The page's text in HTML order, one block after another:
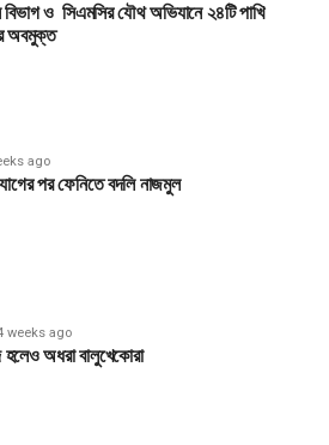
বিভাগ ও সিএমসির যৌথ অভিযানে ২৪টি পাখি
অবমুক্ত
ago
পর ফেনিতে বদলি নাজমুল
weeks ago
হলেও অধরা বালুখেকোরা